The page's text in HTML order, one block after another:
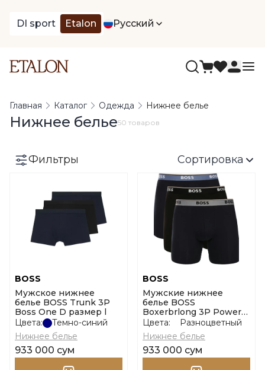
DI sport Etalon Русский
Главная Каталог Одежда Нижнее белье
Нижнее белье50 товаров
Фильтры Сортировка
BOSS
Мужское нижнее
белье BOSS Trunk 3P
Boss One D размер l
Цвета:
Темно-синий
Нижнее белье
933 000 сум
BOSS
Мужские нижнее
белье BOSS
Boxerbrlong 3P Power
размер l
Цвета:
Разноцветный
Нижнее белье
933 000 сум